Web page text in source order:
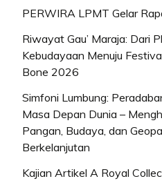
PERWIRA LPMT Gelar
Riwayat Gau’ Maraja: Dari
Kebudayaan Menuju
Bone 2026
Simfoni Lumbung:
Masa Depan Dunia –
Pangan, Budaya, dan
Berkelanjutan
Kajian Artikel A Royal